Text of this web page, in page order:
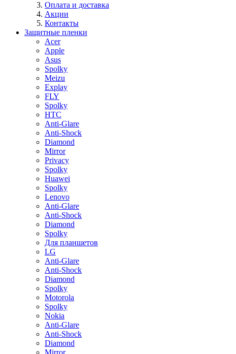
Оплата и доставка
Акции
Контакты
Защитные пленки
Acer
Apple
Asus
Spolky
Meizu
Explay
FLY
Spolky
HTC
Anti-Glare
Anti-Shock
Diamond
Mirror
Privacy
Spolky
Huawei
Spolky
Lenovo
Anti-Glare
Anti-Shock
Diamond
Spolky
Для планшетов
LG
Anti-Glare
Anti-Shock
Diamond
Spolky
Motorola
Spolky
Nokia
Anti-Glare
Anti-Shock
Diamond